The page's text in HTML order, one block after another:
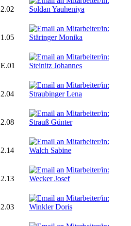
2.02
1.05
E.01
2.04
2.08
2.14
2.13
2.03